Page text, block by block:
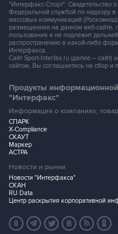
"Интерфакс-Спорт".
Федеральной службой по надзору
массовых коммуникаций
размещенная на данном веб-сайте,
пользования и не подлежит
распространению в какой-либо
Интерфакса.
Сайт Sport-Interfax.ru (далее – сайт)
сайтом, Вы соглашаетесь на сбор и
Продукты
"Интерфакс"
Информация о компаниях,
СПАРК
X-Compliance
СКАУТ
Маркер
АСТРА
Новости и рынки
Новости "Интерфакса"
СКАН
RU Data
Центр раскрытия корпоративной